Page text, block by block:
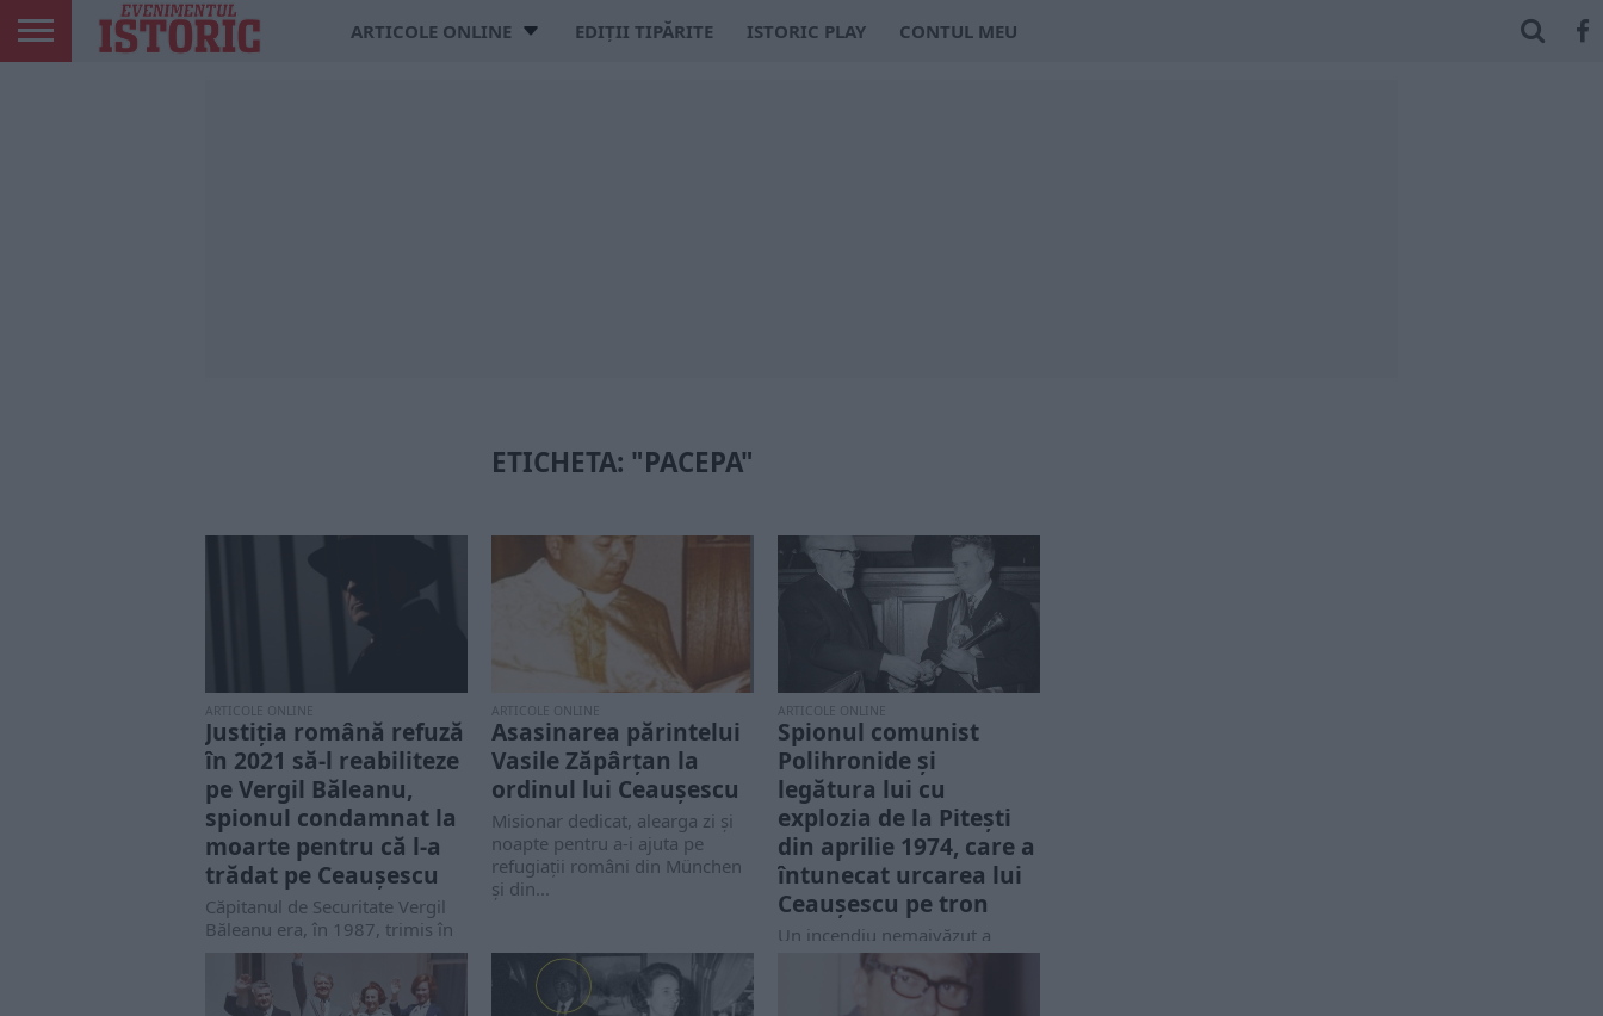
ARTICOLE ONLINE EDIȚII TIPĂRITE ISTORIC PLAY CONTUL MEU
ETICHETA: "PACEPA"
ARTICOLE ONLINE
Justiția română refuză
în 2021 să-l reabiliteze
pe Vergil Băleanu,
spionul condamnat la
moarte pentru că l-a
trădat pe Ceaușescu
Căpitanul de Securitate Vergil
Băleanu era, în 1987, trimis în
misiune în Austria. Ajuns la
destinație...
ARTICOLE ONLINE
Asasinarea părintelui
Vasile Zăpârțan la
ordinul lui Ceaușescu
Misionar dedicat, alearga zi și
noapte pentru a-i ajuta pe
refugiații români din München
și din...
ARTICOLE ONLINE
Spionul comunist
Polihronide și
legătura lui cu
explozia de la Pitești
din aprilie 1974, care a
întunecat urcarea lui
Ceaușescu pe tron
Un incendiu nemaivăzut a
distrus parţial instalaţia de
piroliză a Combinatului
Petrochimic de la Piteşti în...